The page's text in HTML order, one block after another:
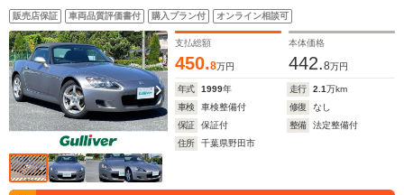
レス
販売店保証 車両品質評価書付 購入プラン付 オンライン相談可
支払総額
450.8万円
本体価格
442.8万円
年式 1999年 走行 2.1万km
車検
車検整備付 修復
なし
保証
保証付 整備
法定整備付
住所
千葉県野田市